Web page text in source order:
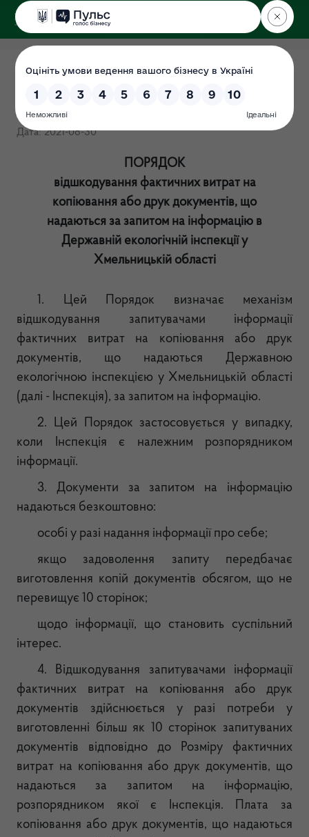
ДЕРЖЕКОІНСПЕКЦІЯ
у Хмельницькій області
Порядок відшкодування
витрат
Дата: 2021-08-30
ПОРЯДОК
відшкодування фактичних витрат на
копіювання або друк документів, що
надаються за запитом на інформацію в
Державній екологічній інспекції у
Хмельницькій області
1. Цей Порядок визначає механізм
відшкодування запитувачами інформації
фактичних витрат на копіювання або друк
документів, що надаються Державною
екологічною інспекцією у Хмельницькій області
(далі - Інспекція), за запитом на інформацію.
2. Цей Порядок застосовується у випадку,
коли Інспекція є належним розпорядником
інформації.
3. Документи за запитом на інформацію
надаються безкоштовно:
особі у разі надання інформації про себе;
якщо задоволення запиту передбачає
виготовлення копій документів обсягом, що не
перевищує 10 сторінок;
щодо інформації, що становить суспільний
інтерес.
4. Відшкодування запитувачами інформації
фактичних витрат на копіювання або друк
документів здійснюється у разі потреби у
виготовленні більш як 10 сторінок запитуваних
документів відповідно до Розміру фактичних
витрат на копіювання або друк документів, що
надаються за запитом на інформацію,
розпорядником якої є Інспекція. Плата за
копіювання або друк документів, що надаються